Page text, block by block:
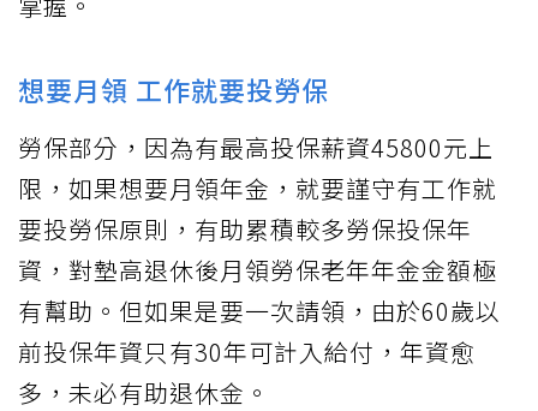
想要月領 工作就要投勞保
勞保部分，因為有最高投保薪資45800元上
限，如果想要月領年金，就要謹守有工作就
要投勞保原則，有助累積較多勞保投保年
資，對墊高退休後月領勞保老年年金金額極
有幫助。但如果是要一次請領，由於60歲以
前投保年資只有30年可計入給付，年資愈
多，未必有助退休金。